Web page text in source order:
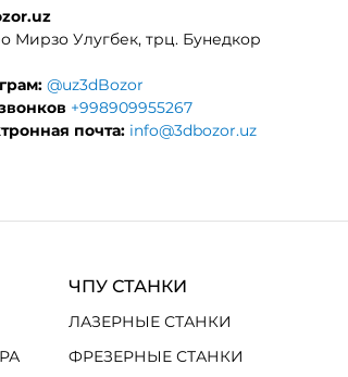
Мирзо Улугбек, трц. Бунедкор
@uz3dBozor
+998909955267
почта: info@3dbozor.uz
ЧПУ СТАНКИ
ЛАЗЕРНЫЕ СТАНКИ
ФРЕЗЕРНЫЕ СТАНКИ